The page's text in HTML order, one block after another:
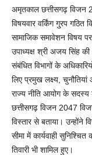
अमृतकाल छत्तीसगढ़ विजन
विषयवार वर्किंग गु्रप
सामाजिक समावेशन विषय
उपाध्यक्ष श्री अजय सिंह
संबंधित विभागों के
लिए प्रमुख लक्ष्य,
राज्य नीति आयोग के सदस्य
छत्तीसगढ़ विजन 2047
विस्तार से बताया। उन्होंने
सीमा में कार्यवाही
तिवारी भी शामिल हुए।